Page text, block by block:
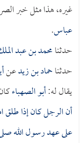
غيره، هذا مثل خبر
عباس.
حدثنامحمد بن عبد
حدثناحماد بن زيدعن
يقال له:أبو الصهباء
أن الرجل كان إذا طلق
على عهد رسول الله